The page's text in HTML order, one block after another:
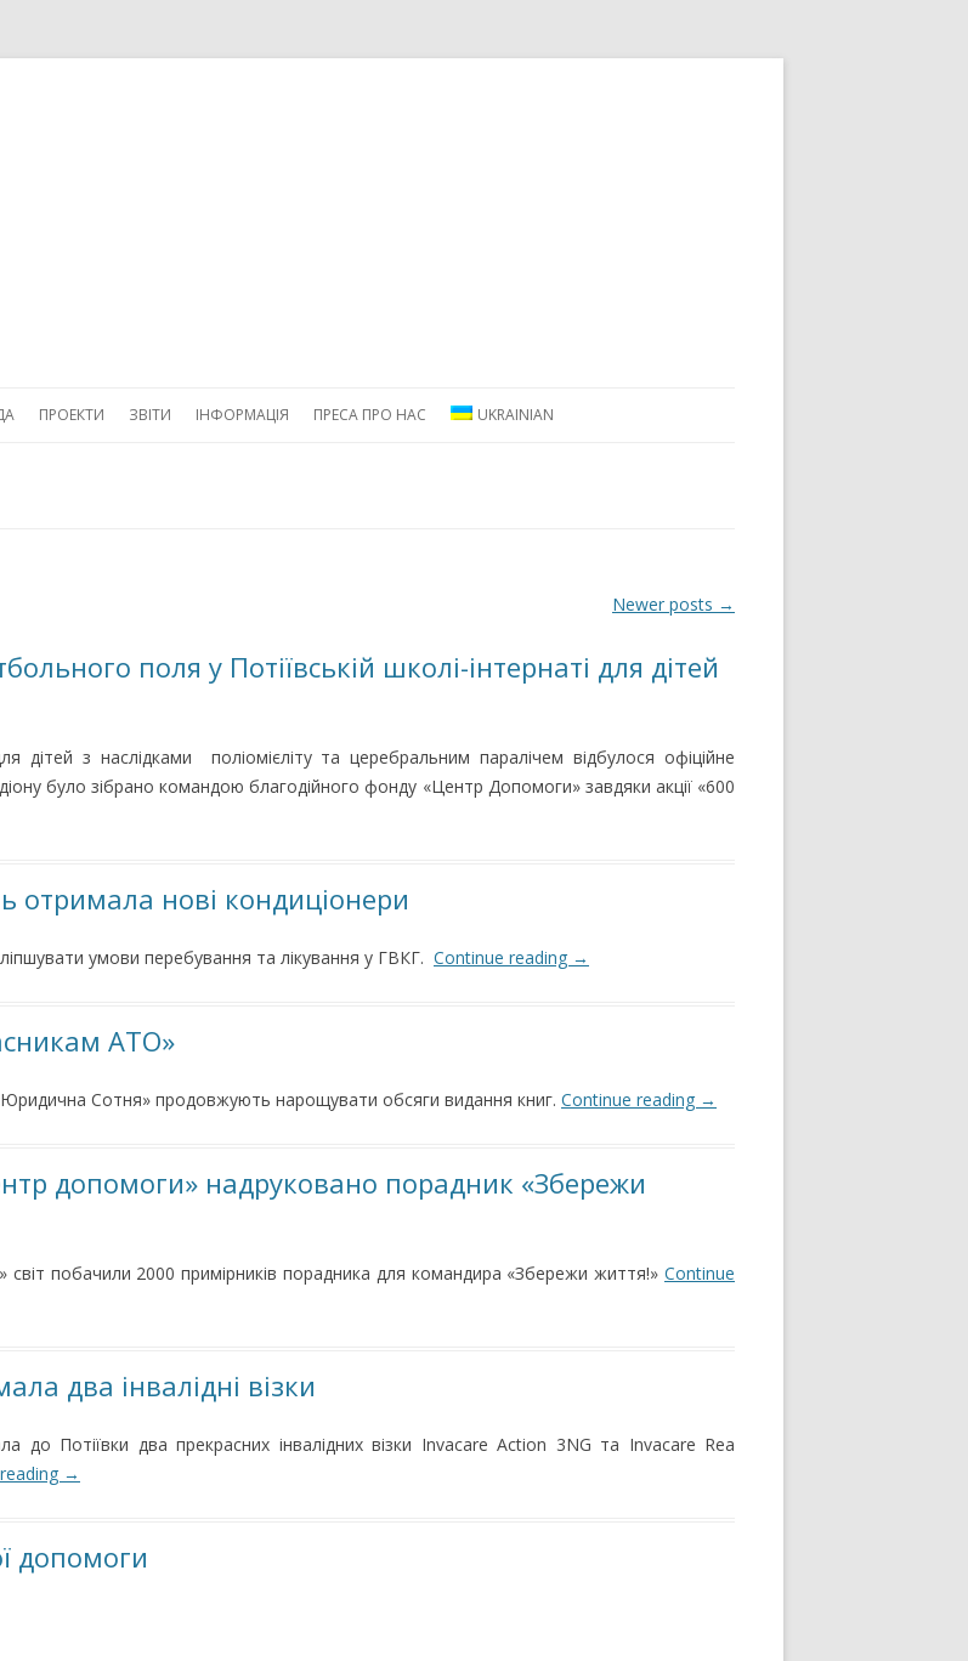
ПРОЕКТИ ЗВІТИ ІНФОРМАЦІЯ ПРЕСА ПРО НАС UKRAINIAN
Newer posts →
поля у Потіївській школі-інтернаті для дітей
дітей з наслідками поліомієліту та церебральним паралічем відбулося офіційне
було зібрано командою благодійного фонду «Центр Допомоги» завдяки акції «600
отримала нові кондиціонери
умови перебування та лікування у ГВКГ. Continue reading →
АТО»
Сотня» продовжують нарощувати обсяги видання книг. Continue reading →
допомоги» надруковано порадник «Збережи
побачили 2000 примірників порадника для командира «Збережи життя!» Continue
два інвалідні візки
до Потіївки два прекрасних інвалідних візки Invacare Action 3NG та Invacare Rea
→
допомоги